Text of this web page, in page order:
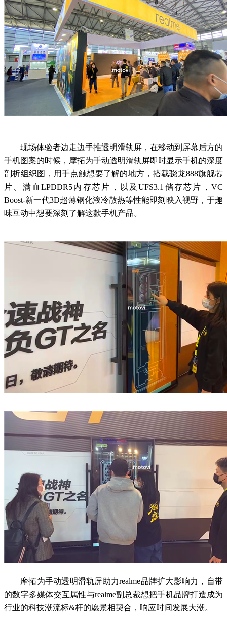
现场体验者边走边手推透明滑轨屏，在移动到屏幕后方的
手机图案的时候，摩拓为手动透明滑轨屏即时显示手机的深度
剖析组织图，用手点触想要了解的地方，搭载骁龙888旗舰芯
片、满血LPDDR5内存芯片，以及UFS3.1储存芯片，VC
Boost-新一代3D超薄钢化液冷散热等性能即刻映入视野，于趣
味互动中想要深刻了解这款手机产品。
摩拓为手动透明滑轨屏助力realme品牌扩大影响力，自带
的数字多媒体交互属性与realme副总裁想把手机品牌打造成为
行业的科技潮流标&杆的愿景相契合，响应时间发展大潮。